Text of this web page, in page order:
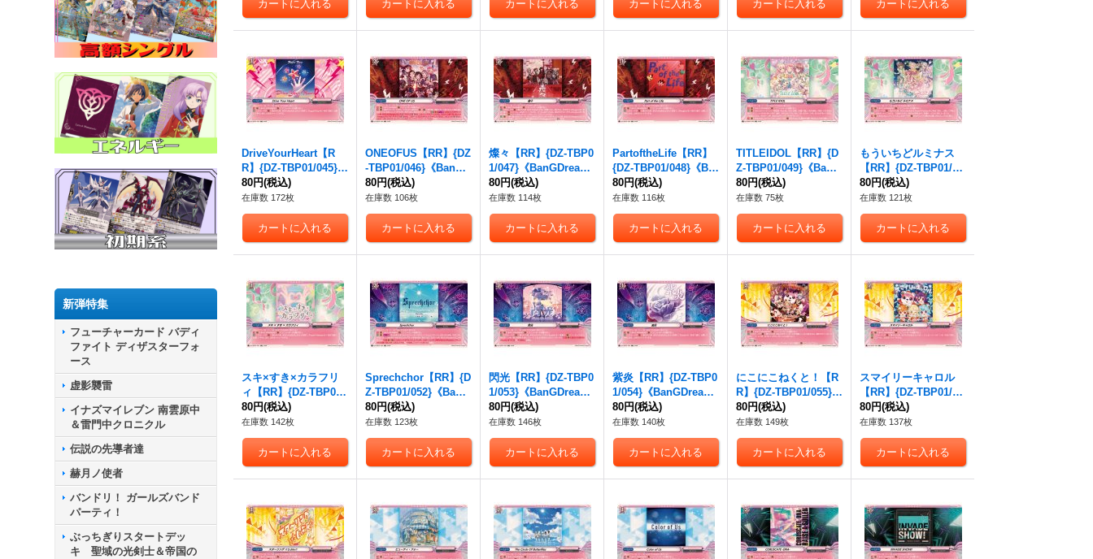
新弾特集
フューチャーカード バディ
ファイト ディザスターフォ
ース
虚影襲雷
イナズマイレブン 南雲原中
＆雷門中クロニクル
伝説の先導者達
赫月ノ使者
バンドリ！ ガールズバンド
パーティ！
ぶっちぎりスタートデッ
キ 聖域の光剣士＆帝国の
DriveYourHeart【R
R】{DZ-TBP01/045}
《BanGDream!》
80円(税込)
在庫数 172枚
ONEOFUS【RR】{DZ
-TBP01/046}《BanGD
ream!》
80円(税込)
在庫数 106枚
燦々【RR】{DZ-TBP0
1/047}《BanGDrea
m!》
80円(税込)
在庫数 114枚
PartoftheLife【RR】
{DZ-TBP01/048}《Ba
nGDream!》
80円(税込)
在庫数 116枚
TITLEIDOL【RR】{D
Z-TBP01/049}《BanG
Dream!》
80円(税込)
在庫数 75枚
もういちどルミナス
【RR】{DZ-TBP01/05
0}《BanGDream!》
80円(税込)
在庫数 121枚
スキ×すき×カラフリ
ィ【RR】{DZ-TBP01/
051}《BanGDream!》
80円(税込)
在庫数 142枚
Sprechchor【RR】{D
Z-TBP01/052}《BanG
Dream!》
80円(税込)
在庫数 123枚
閃光【RR】{DZ-TBP0
1/053}《BanGDrea
m!》
80円(税込)
在庫数 146枚
紫炎【RR】{DZ-TBP0
1/054}《BanGDrea
m!》
80円(税込)
在庫数 140枚
にこにこねくと！【R
R】{DZ-TBP01/055}
《BanGDream!》
80円(税込)
在庫数 149枚
スマイリーキャロル
【RR】{DZ-TBP01/05
6}《BanGDream!》
80円(税込)
在庫数 137枚